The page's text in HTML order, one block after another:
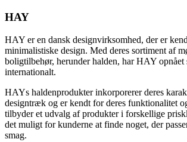
HAY
HAY er en dansk designvirksomhed, der er
minimalistiske design. Med deres sortiment af
boligtilbehør, herunder halden, har HAY opnået
internationalt.
HAYs haldenprodukter inkorporerer deres
designtræk og er kendt for deres funktionalitet
tilbyder et udvalg af produkter i forskellige
det muligt for kunderne at finde noget, der
smag.